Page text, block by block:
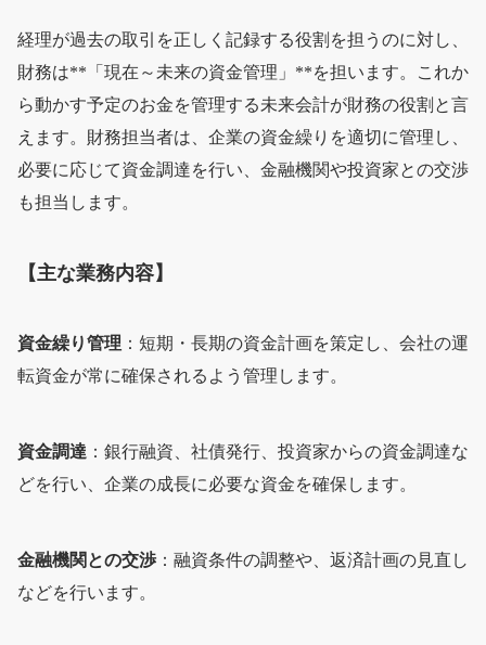
経理が過去の取引を正しく記録する役割を担うのに対し、
財務は**「現在～未来の資金管理」**を担います。これか
ら動かす予定のお金を管理する未来会計が財務の役割と言
えます。財務担当者は、企業の資金繰りを適切に管理し、
必要に応じて資金調達を行い、金融機関や投資家との交渉
も担当します。
【主な業務内容】
資金繰り管理 ：短期・長期の資金計画を策定し、会社の運
転資金が常に確保されるよう管理します。
資金調達 ：銀行融資、社債発行、投資家からの資金調達な
どを行い、企業の成長に必要な資金を確保します。
金融機関との交渉 ：融資条件の調整や、返済計画の見直し
などを行います。